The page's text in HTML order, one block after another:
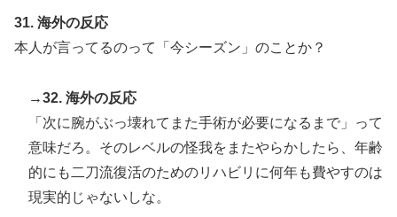
31. 海外の反応
本人が言ってるのって「今シーズン」のことか？
→32. 海外の反応
「次に腕がぶっ壊れてまた手術が必要になるまで」って
意味だろ。そのレベルの怪我をまたやらかしたら、年齢
的にも二刀流復活のためのリハビリに何年も費やすのは
現実的じゃないしな。